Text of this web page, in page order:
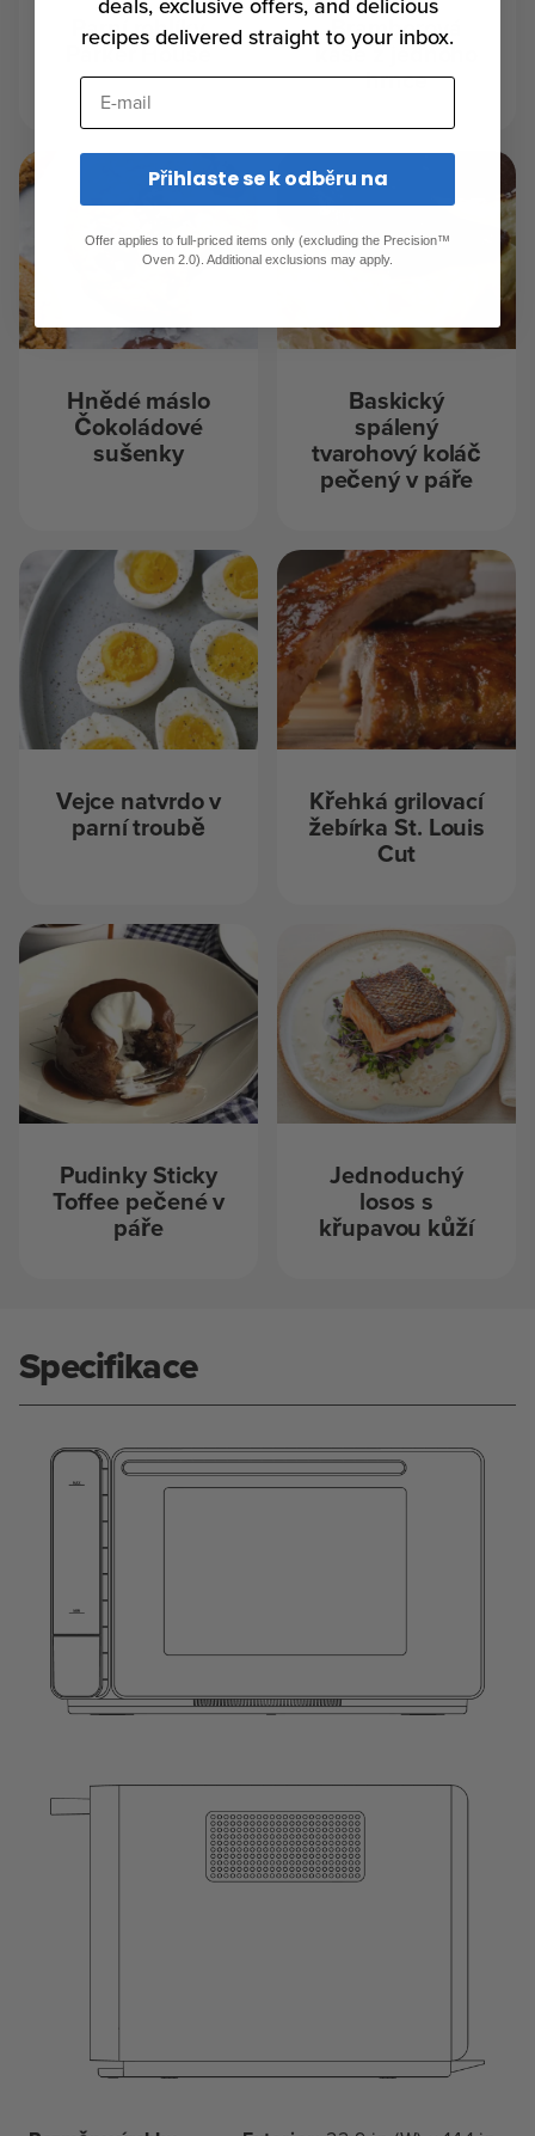
Parní rohlíky
Parker House
Bramborová
kaše z jednoho
hrnce
Hnědé máslo
Čokoládové
sušenky
Baskický
spálený
tvarohový koláč
pečený v páře
Vejce natvrdo v
parní troubě
Křehká grilovací
žebírka St. Louis
Cut
Pudinky Sticky
Toffee pečené v
páře
Jednoduchý
losos s
křupavou kůží
Specifikace
recipes delivered straight to your inbox.
E-mail
Přihlaste se k odběru na
Offer applies to full-priced items only (excluding the Precision™
Oven 2.0). Additional exclusions may apply.